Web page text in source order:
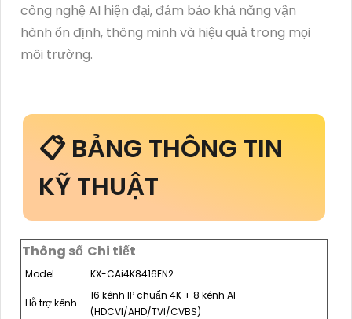
công nghệ AI hiện đại, đảm bảo khả năng vận
hành ổn định, thông minh và hiệu quả trong mọi
môi trường.
📋 BẢNG THÔNG TIN
KỸ THUẬT
Thông số Chi tiết
Model KX-CAi4K8416EN2
Hỗ trợ kênh
16 kênh IP chuẩn 4K + 8 kênh AI
(HDCVI/AHD/TVI/CVBS)